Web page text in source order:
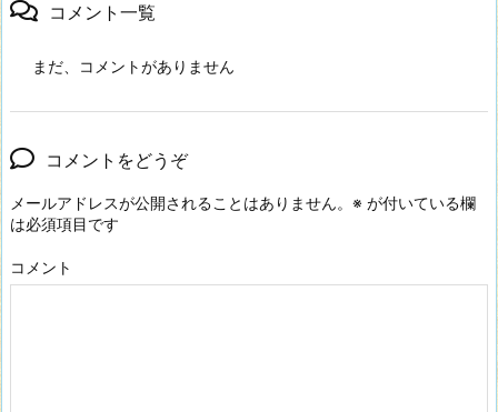
コメント一覧
まだ、コメントがありません
コメントをどうぞ
メールアドレスが公開されることはありません。 ※ が付いている欄
は必須項目です
コメント